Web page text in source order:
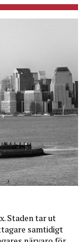
Staden tar ut
samtidigt